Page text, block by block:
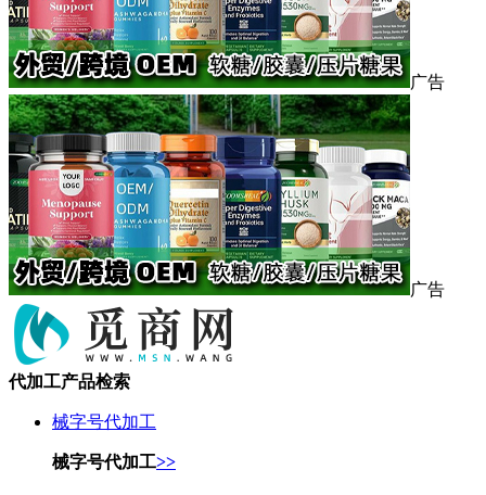
广告
广告
代加工产品检索
械字号代加工
械字号代加工>>